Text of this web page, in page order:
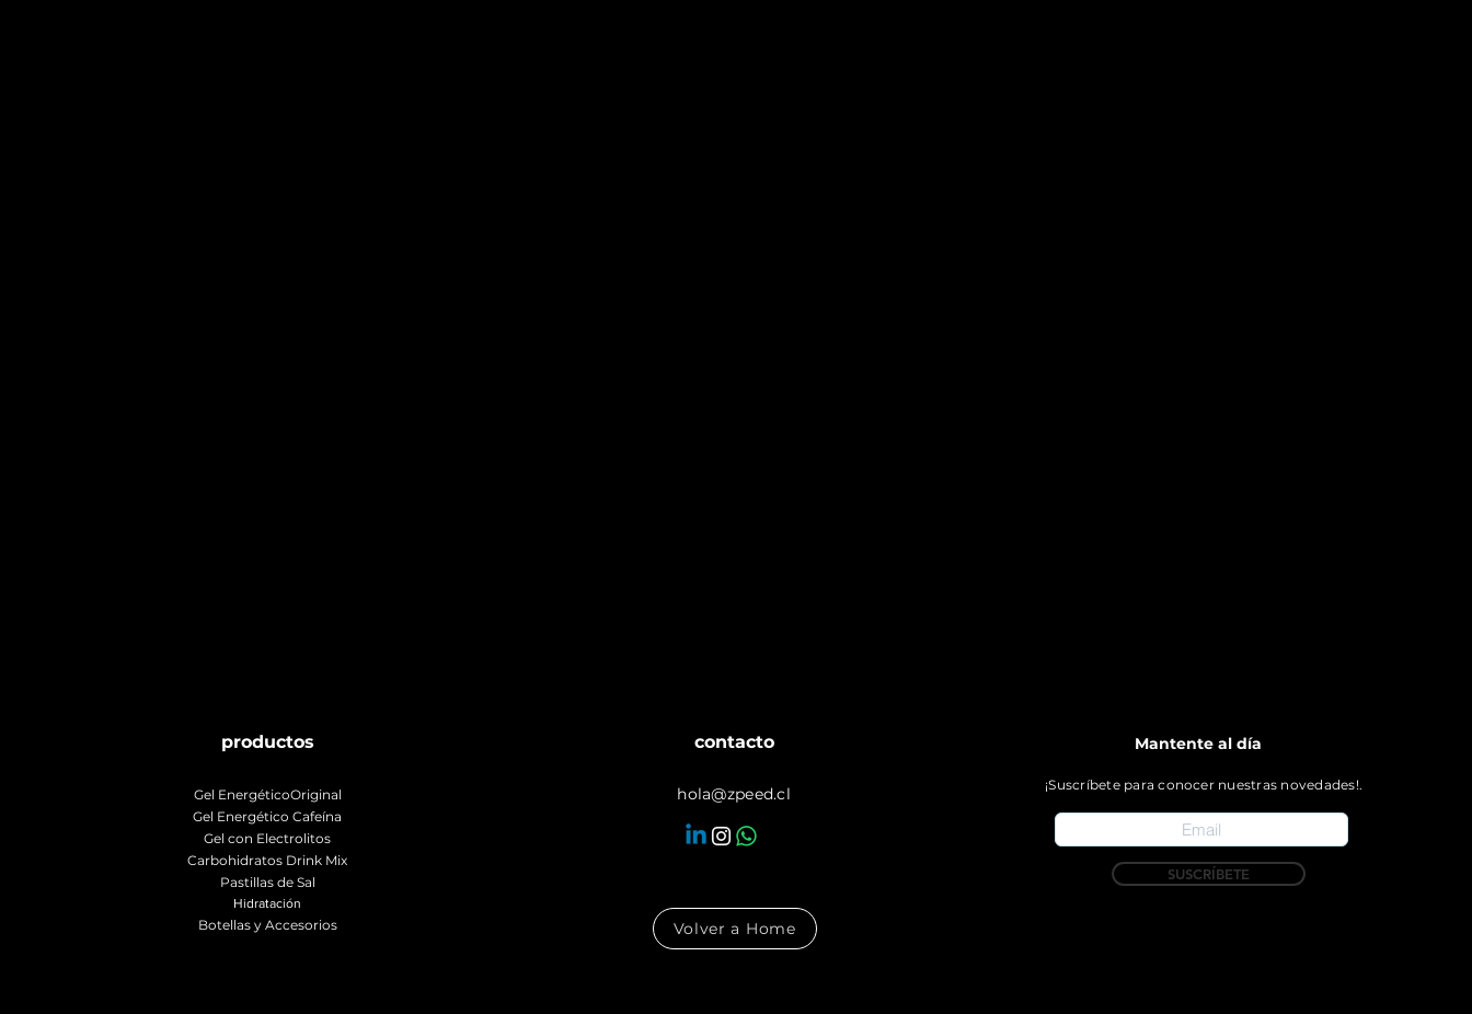
productos
Gel EnergéticoOriginal
Gel Energético Cafeína
Gel con Electrolitos
Carbohidratos Drink Mix
Pastillas de Sal
Hidratación
Botellas y Accesorios
contacto
hola@zpeed.cl
Volver a Home
Mantente al día
¡Suscríbete para conocer nuestras novedades!.
SUSCRÍBETE